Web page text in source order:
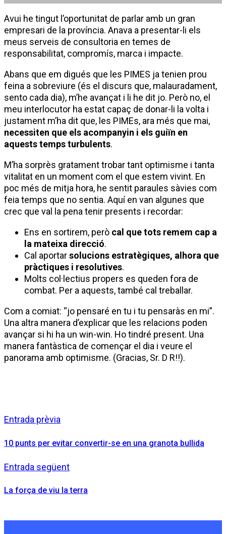
Avui he tingut l’oportunitat de parlar amb un gran
empresari de la província. Anava a presentar-li els
meus serveis de consultoria en temes de
responsabilitat, compromís, marca i impacte.
Abans que em digués que les PIMES ja tenien prou
feina a sobreviure (és el discurs que, malauradament,
sento cada dia), m’he avançat i li he dit jo. Però no, el
meu interlocutor ha estat capaç de donar-li la volta i
justament m’ha dit que, les PIMEs, ara més que mai,
necessiten que els acompanyin i els guiïn en
aquests temps turbulents.
M’ha sorprès gratament trobar tant optimisme i tanta
vitalitat en un moment com el que estem vivint. En
poc més de mitja hora, he sentit paraules sàvies com
feia temps que no sentia. Aquí en van algunes que
crec que val la pena tenir presents i recordar:
Ens en sortirem, però cal que tots remem cap a
la mateixa direcció.
Cal aportarsolucions estratègiques, alhora que
pràctiques i resolutives.
Molts col·lectius propers es queden fora de
combat. Per a aquests, també cal treballar.
Com a comiat: “jo pensaré en tu i tu pensaràs en mi”.
Una altra manera d’explicar que les relacions poden
avançar si hi ha un win-win. Ho tindré present. Una
manera fantàstica de començar el dia i veure el
panorama amb optimisme. (Gracias, Sr. D R!!).
Entrada prèvia
10 punts per evitar convertir-se en una granota bullida
Entrada següent
La força de viu la terra